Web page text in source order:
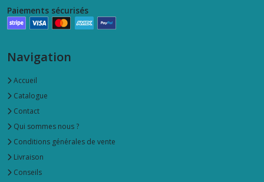
Paiements sécurisés
Navigation
Accueil
Catalogue
Contact
Qui sommes nous ?
Conditions générales de vente
Livraison
Conseils